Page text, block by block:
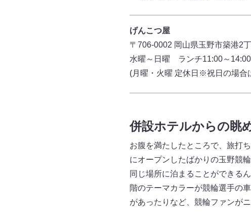
げんこつ屋
〒706-0002 岡山県玉野市築港2
水曜～日曜 ランチ11:00～
(月曜・火曜 定休日※祝日の場合
併設ホテルからの眺
お腹を満たしたところで、旅打
にオープンしたばかりの玉野競
同じ場所に泊まることができる
階のテーマカラーが競輪選手の
があったりなど、競輪ファンが